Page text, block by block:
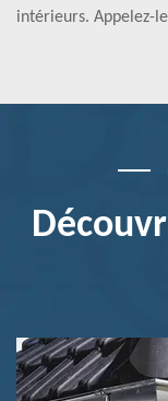
intérieurs. Appelez-